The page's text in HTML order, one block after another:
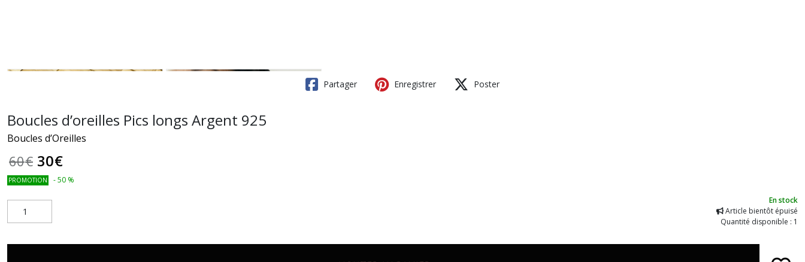
Partager Enregistrer Poster
Boucles d’oreilles Pics longs Argent 925
Boucles d’Oreilles
60€ 30€
PROMOTION -50 %
En stock
Article bientôt épuisé
Quantité disponible : 1